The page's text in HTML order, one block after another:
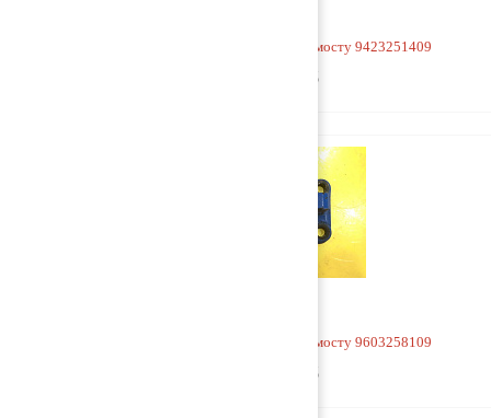
Кронштейн V-образной тяги к мосту 9423251409
2 500 руб
Кронштейн V-образной тяги к мосту 9603258109
9 000 руб